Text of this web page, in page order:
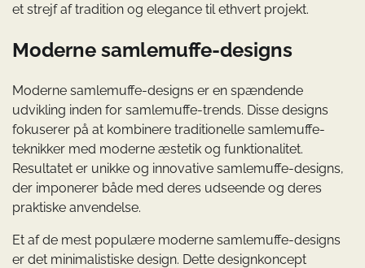
et strejf af tradition og elegance til ethvert projekt.
Moderne samlemuffe-designs
Moderne samlemuffe-designs er en spændende
udvikling inden for samlemuffe-trends. Disse designs
fokuserer på at kombinere traditionelle samlemuffe-
teknikker med moderne æstetik og funktionalitet.
Resultatet er unikke og innovative samlemuffe-designs,
der imponerer både med deres udseende og deres
praktiske anvendelse.
Et af de mest populære moderne samlemuffe-designs
er det minimalistiske design. Dette designkoncept